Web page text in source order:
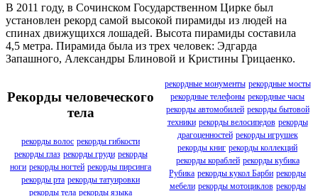
В 2011 году, в Сочинском Государственном Цирке был
установлен рекорд самой высокой пирамиды из людей на
спинах движущихся лошадей. Высота пирамиды составила
4,5 метра. Пирамида была из трех человек: Эдгарда
Запашного, Александры Блиновой и Кристины Грицаенко.
Рекорды человеческого
тела
рекорды волос рекорды гибкости
рекорды глаз рекорды груди рекорды
ноги рекорды ногтей рекорды пирсинга
рекорды рта рекорды татуировки
рекорды тела рекорды языка
рекордные монументы рекордные мосты
рекордные телефоны рекордные часы
рекорды автомобилей рекорды бытовой
техники рекорды велосипедов рекорды
драгоценностей рекорды игрушек
рекорды книг рекорды коллекций
рекорды кораблей рекорды кубика
Рубика рекорды кукол Барби рекорды
мебели рекорды мотоциклов рекорды